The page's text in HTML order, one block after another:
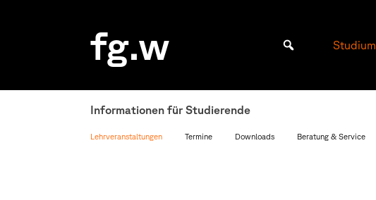
fg.w
Bachelor Kommunikationsdesign und Master Design & Information studieren
Studium
Informationen für Studierende
Lehrveranstaltungen Termine Downloads Beratung & Service